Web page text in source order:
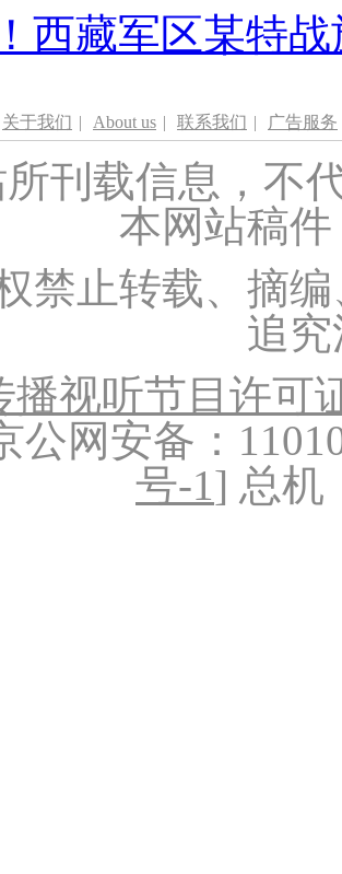
西藏军区某特
关于我们 | About us | 联系我们 | 广告服务
刊载信息，不
本网站稿
禁止转载、摘
追
播视听节目许可
公网安备：
号-1] 总机